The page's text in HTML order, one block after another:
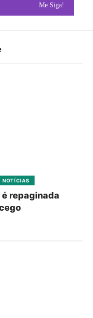
Me Siga!
NOTÍCIAS
repaginada